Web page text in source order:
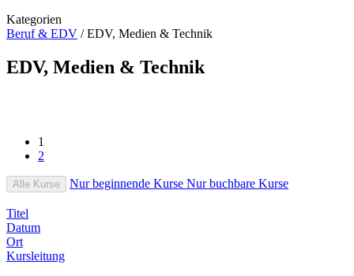
Kategorien
Beruf & EDV /EDV, Medien & Technik
EDV, Medien & Technik
1
2
Alle Kurse Nur beginnende Kurse Nur buchbare Kurse
Titel
Datum
Ort
Kursleitung